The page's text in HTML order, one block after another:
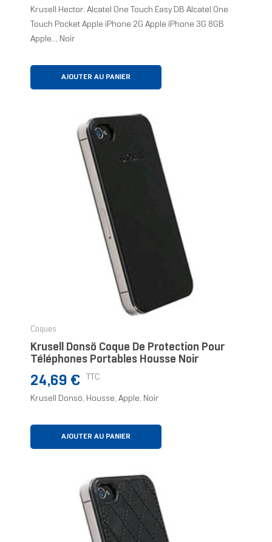
Krusell Hector, Alcatel One Touch Easy DB Alcatel One
Touch Pocket Apple iPhone 2G Apple iPhone 3G 8GB
Apple..., Noir
AJOUTER AU PANIER
Coques
Krusell Donsö Coque De Protection Pour
Téléphones Portables Housse Noir
Prix
24,69 € TTC
Krusell Donsö, Housse, Apple, Noir
AJOUTER AU PANIER